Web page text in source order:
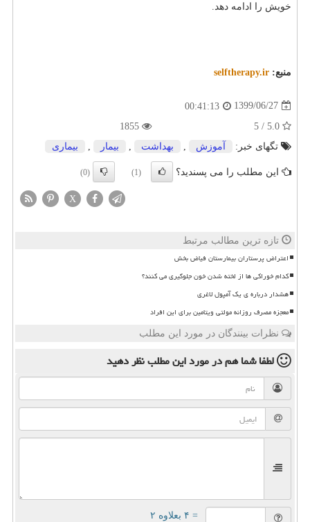
خویش را ادامه دهد.
منبع: selftherapy.ir
1399/06/27
00:41:13
تگهای خبر:
آموزش , بهداشت , بیمار , بیماری
این مطلب را می پسندید؟ (1)
(0)
X
تازه ترین مطالب مرتبط
اعتراض پرستاران بیمارستان فیاض بخش
کدام خوراکی ها از لخته شدن خون جلوگیری می کنند؟
هشدار درباره ی یک آمپول لاغری
معجزه مصرف روزانه مولتی ویتامین برای این افراد
نظرات بینندگان در مورد این مطلب
لطفا شما همدر مورد این مطلبنظر دهید
= ۴ بعلاوه ۲